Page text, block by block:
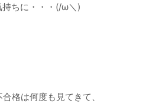
持ちに・・・(/ω＼)
格は何度も見てきて、